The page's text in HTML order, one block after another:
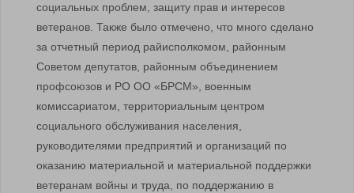
социальных проблем, защиту прав и интересов
ветеранов. Также было отмечено, что много сделано
за отчетный период райисполкомом, районным
Советом депутатов, районным объединением
профсоюзов и РО ОО «БРСМ», военным
комиссариатом, территориальным центром
социального обслуживания населения,
руководителями предприятий и организаций по
оказанию материальной и материальной поддержки
ветеранам войны и труда, по поддержанию в